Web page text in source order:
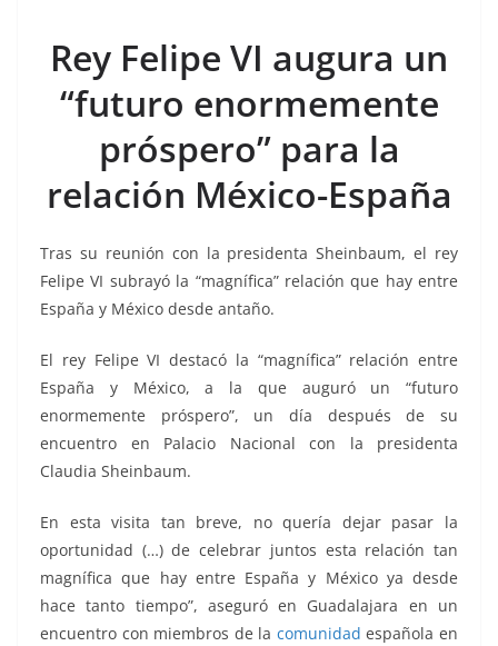
e
b
o
k
er l s
A
p
p
e
n
g
er
gr
a
m
p
ar
tir
Rey Felipe VI augura un
“futuro enormemente
próspero” para la
relación México-España
Tras su reunión con la presidenta Sheinbaum, el rey
Felipe VI subrayó la “magnífica” relación que hay entre
España y México desde antaño.
El rey Felipe VI destacó la “magnífica” relación entre
España y México, a la que auguró un “futuro
enormemente próspero”, un día después de su
encuentro en Palacio Nacional con la presidenta
Claudia Sheinbaum.
En esta visita tan breve, no quería dejar pasar la
oportunidad (…) de celebrar juntos esta relación tan
magnífica que hay entre España y México ya desde
hace tanto tiempo”, aseguró en Guadalajara en un
encuentro con miembros de la comunidad española en